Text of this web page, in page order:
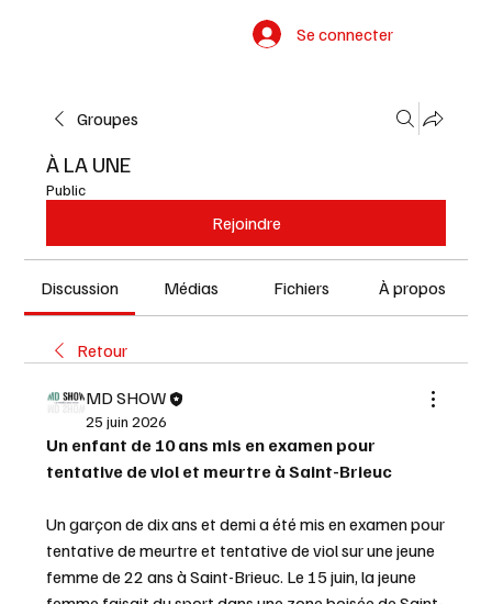
Se connecter
Groupes
À LA UNE
Public
Rejoindre
Discussion Médias Fichiers À propos
Retour
MD SHOW
25 juin 2026
Un enfant de 10 ans mis en examen pour
tentative de viol et meurtre à Saint-Brieuc
Un garçon de dix ans et demi a été mis en examen pour
tentative de meurtre et tentative de viol sur une jeune
femme de 22 ans à Saint-Brieuc. Le 15 juin, la jeune